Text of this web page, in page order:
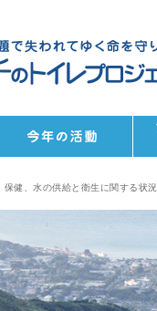
健、水の供給と衛生に関する状況